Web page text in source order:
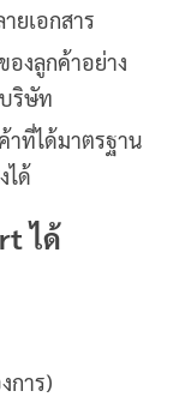
ยเอกสาร
องลูกค้าอย่าง
ริษัท
าที่ได้มาตรฐาน
ได้
ได้
การ)